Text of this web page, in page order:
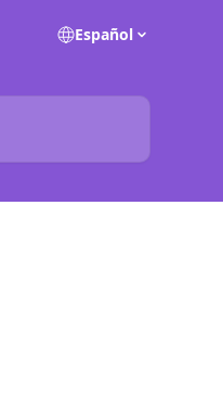
Español